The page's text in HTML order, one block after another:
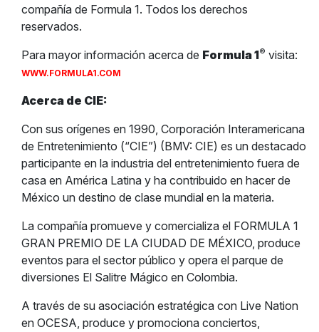
compañía de Formula 1. Todos los derechos
reservados.
Para mayor información acerca de Formula 1® visita:
WWW.FORMULA1.COM
Acerca de CIE:
Con sus orígenes en 1990, Corporación Interamericana
de Entretenimiento (“CIE”) (BMV: CIE) es un destacado
participante en la industria del entretenimiento fuera de
casa en América Latina y ha contribuido en hacer de
México un destino de clase mundial en la materia.
La compañía promueve y comercializa el FORMULA 1
GRAN PREMIO DE LA CIUDAD DE MÉXICO, produce
eventos para el sector público y opera el parque de
diversiones El Salitre Mágico en Colombia.
A través de su asociación estratégica con Live Nation
en OCESA, produce y promociona conciertos,